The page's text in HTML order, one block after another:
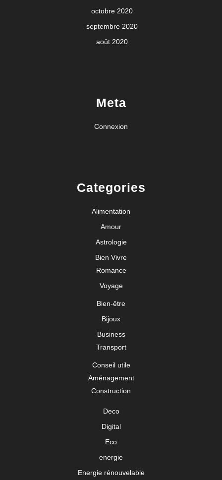
octobre 2020
septembre 2020
août 2020
Meta
Connexion
Categories
Alimentation
Amour
Astrologie
Bien Vivre
Romance
Voyage
Bien-être
Bijoux
Business
Transport
Conseil utile
Aménagement
Construction
Deco
Digital
Eco
energie
Energie rénouvelable